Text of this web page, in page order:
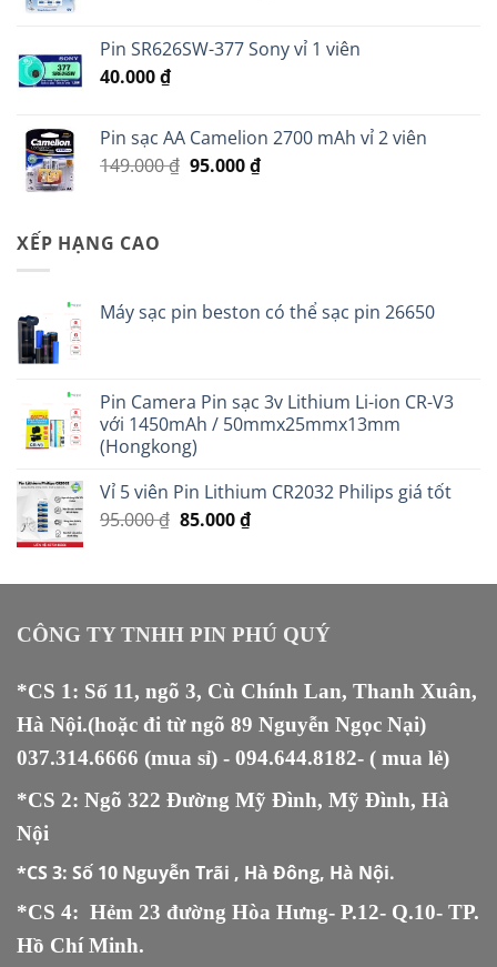
140.000 ₫.là:
Pin SR626SW-377 Sony vỉ 1 viên
40.000₫
Pin sạc AA Camelion 2700 mAh vỉ 2 viên
149.000₫ Giá
95.000₫Giá
XẾP HẠNG CAO
Máy sạc pin beston có thể sạc pin 26650
Pin Camera Pin sạc 3v Lithium Li-ion CR-V3
với 1450mAh / 50mmx25mmx13mm
(Hongkong)
Vỉ 5 viên Pin Lithium CR2032 Philips giá tốt
95.000₫ Giá
95.000 ₫.
85.000₫Giá
là:
CÔNG TY TNHH PIN PHÚ QUÝ
*CS 1: Số 11, ngõ 3, Cù Chính Lan, Thanh Xuân,
Hà Nội.(hoặc đi từ ngõ 89 Nguyễn Ngọc Nại)
037.314.6666 (mua sỉ) - 094.644.8182- ( mua lẻ)
*CS 2: Ngõ 322 Đường Mỹ Đình, Mỹ Đình, Hà
Nội
*CS 3: Số 10 Nguyễn Trãi , Hà Đông, Hà Nội.
*CS 4: Hẻm 23 đường Hòa Hưng- P.12- Q.10- TP.
Hồ Chí Minh.